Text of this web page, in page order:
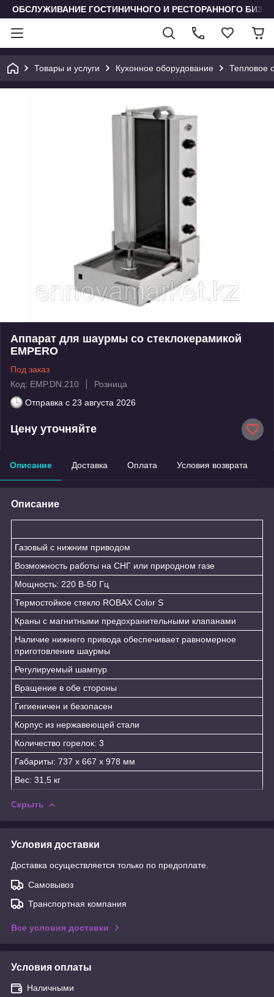
ОБСЛУЖИВАНИЕ ГОСТИНИЧНОГО И РЕСТОРАННОГО
Товары и услуги Кухонное оборудование Тепловое
Аппарат для шаурмы со стеклокерамикой
EMPERO
Под заказ
Код: EMP.DN.210
Розница
Отправка с 23 августа 2026
Цену уточняйте
Описание Доставка Оплата Условия возврата
Описание
Газовый с нижним приводом
Возможность работы на СНГ или природном газе
Мощность: 220 В-50 Гц
Термостойкое стекло ROBAX Color S
Краны с магнитными предохранительными клапанами
Наличие нижнего привода обеспечивает равномерное
приготовление шаурмы
Регулируемый шампур
Вращение в обе стороны
Гигиеничен и безопасен
Корпус из нержавеющей стали
Количество горелок: 3
Габариты: 737 х 667 х 978 мм
Вес: 31,5 кг
Скрыть
Условия доставки
Доставка осуществляется только по предоплате.
Самовывоз
Транспортная компания
Все условия доставки
Условия оплаты
Наличными